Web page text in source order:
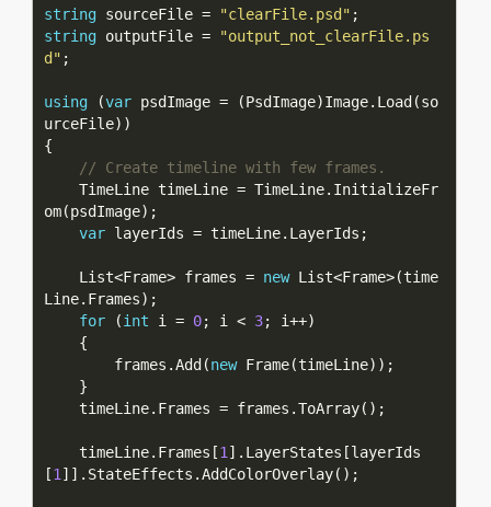
string sourceFile = "clearFile.psd"
string outputFile =
"output_not_clearFile.ps
d"
using (var psdImage = (PsdImage)Image.Load(so
// Create timeline with few frames.
var
    List<Frame> frames =
new List<Frame>(time
for (int i = 0; i < 3
        frames.Add(
new
    timeLine.Frames[
1 ].LayerStates[layerIds
[1